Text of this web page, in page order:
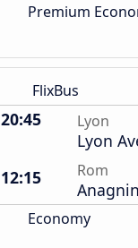
Premium
FlixBus
20:45 Lyon
Lyon
12:15
Rom
Economy